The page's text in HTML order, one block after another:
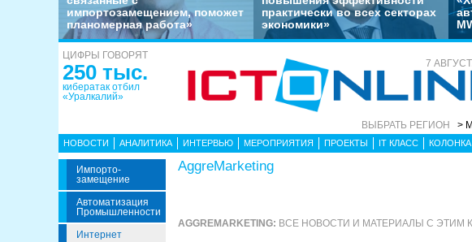
импортозамещением, поможет
планомерная работа»
практически во всех секторах
экономики»
ЦИФРЫ ГОВОРЯТ
250 тыс.
кибератак отбил
«Уралкалий»
7
ВЫБРАТЬ РЕГИОН >
НОВОСТИ АНАЛИТИКА ИНТЕРВЬЮ МЕРОПРИЯТИЯ ПРОЕКТЫ IT КЛАСС КОЛОНКА
Импорто­
Замещение
Автоматизация
Промышленности
Интернет
AggreMarketing
AGGREMARKETING: ВСЕ НОВОСТИ И МАТЕРИАЛЫ С ЭТИМ